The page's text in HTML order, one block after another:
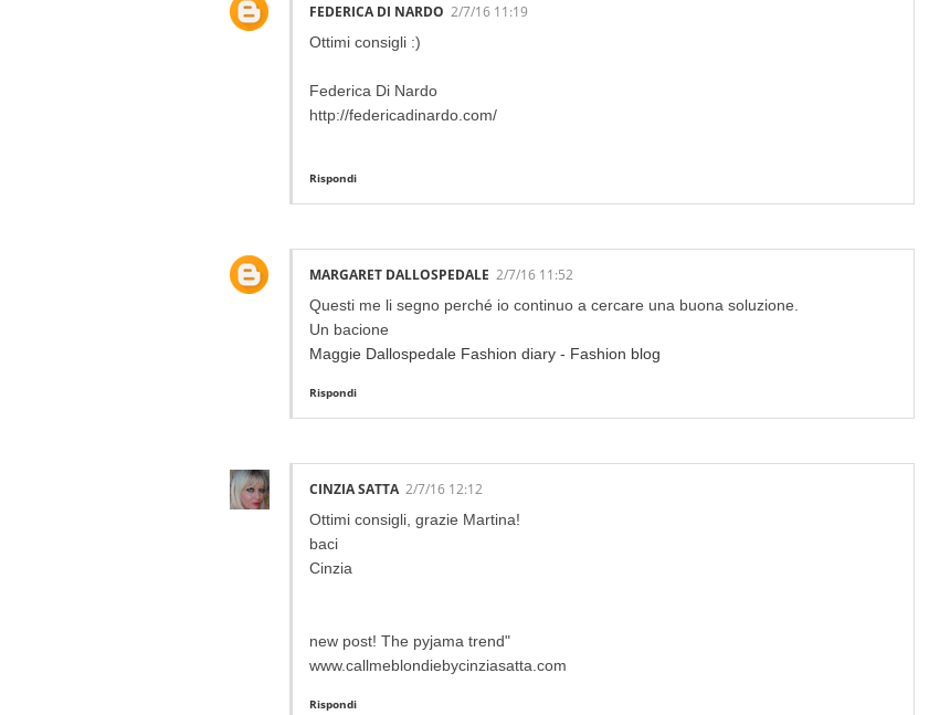
FEDERICA DI NARDO 2/7/16 11:19
Ottimi consigli :)
Federica Di Nardo
http://federicadinardo.com/
Rispondi
MARGARET DALLOSPEDALE 2/7/16 11:52
Questi me li segno perché io continuo a cercare una buona soluzione.
Un bacione
Maggie Dallospedale Fashion diary - Fashion blog
Rispondi
CINZIA SATTA 2/7/16 12:12
Ottimi consigli, grazie Martina!
baci
Cinzia
new post! The pyjama trend"
www.callmeblondiebycinziasatta.com
Rispondi